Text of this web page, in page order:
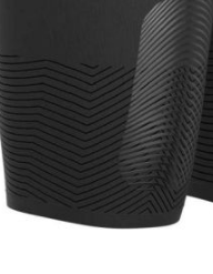
mit Sauerstoff
eingewebten
und Feuchtigkeit
geschnittene
hintere Netztasche
zugeschnittene
stilvolle Bewältigung